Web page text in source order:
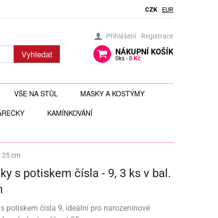
CZK EUR
Přihlášení Registrace
NÁKUPNÍ KOŠÍK
0 ks - 0 Kč
Vyhledat
VŠE NA STŮL
BRČKA
JEDLÉ ZDOBENÍ
JEDNORÁZOVÉ PŘÍBORY
TÉMATICKÉ KELÍMKY
KOŠÍČKY NA MUFFINY
MASKY A KOSTÝMY
KLOBOUKY, ČEPICE
MASKY
AROMA NA SLIZ
KAMÍNKOVÁNÍ
25 cm
s potiskem čísla - 9, 3 ks v bal.
potiskem čísla 9, ideální pro narozeninové